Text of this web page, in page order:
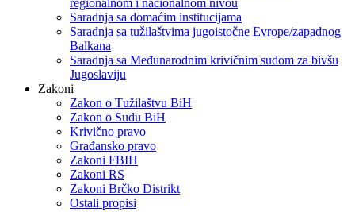
regionalnom i nacionalnom nivou
Saradnja sa domaćim institucijama
Saradnja sa tužilaštvima jugoistočne Evrope/zapadnog
Balkana
Saradnja sa Međunarodnim krivičnim sudom za bivšu
Jugoslaviju
Zakoni
Zakon o Тužilaštvu BiH
Zakon o Sudu BiH
Krivično pravo
Građansko pravo
Zakoni FBIH
Zakoni RS
Zakoni Brčko Distrikt
Ostali propisi